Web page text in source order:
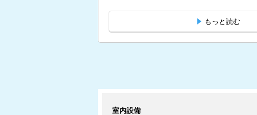
もっと読む
室内設備